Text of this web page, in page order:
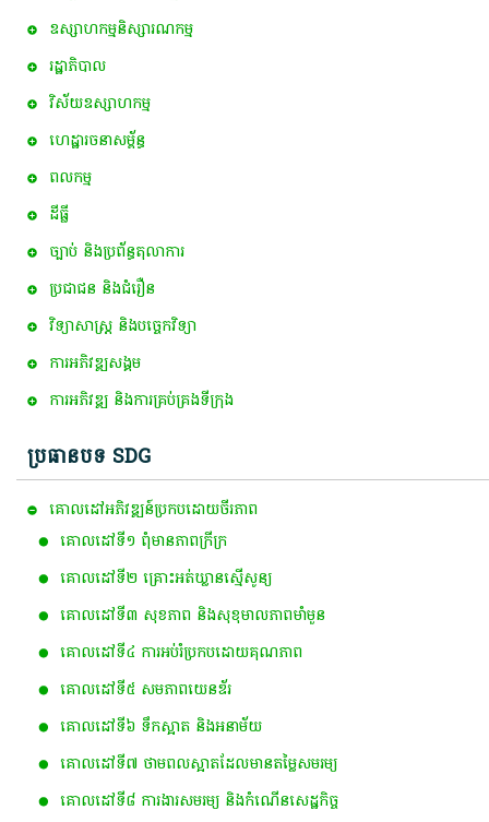
ឧស្សាហកម្មនិស្សារណកម្ម
រដ្ឋាភិបាល
វិស័យឧស្សាហកម្ម
ហេដ្ឋារចនាសម្ព័ន្ធ
ពល​កម្ម
ដីធ្លី
ច្បាប់ និងប្រព័ន្ធតុលាការ
ប្រជាជន និងជំរឿន
វិទ្យាសាស្ត្រ និងបច្ចេកវិទ្យា
ការ​អភិវឌ្ឍ​សង្គម
ការអភិវឌ្ឍ និងការគ្រប់គ្រងទីក្រុង
ប្រធានបទ SDG
គោលដៅ​អភិវឌ្ឍន៍​ប្រកបដោយ​ចីរភាព
គោលដៅ​ទី​១​ ពុំ​មាន​ភាព​ក្រីក្រ
គោលដៅទី២ គ្រោះអត់ឃ្លានស្មើសូន្យ
គោលដៅទី៣ សុខភាព និងសុខុមាលភាពមាំមួន
គោលដៅទី៤ ការអប់រំប្រកបដោយគុណភាព
គោលដៅទី៥ សមភាពយេនឌ័រ
គោលដៅទី៦ ទឹកស្អាត និងអនាម័យ
គោលដៅទី៧ ថាមពលស្អាត​ដែលមានតម្លៃសមរម្យ
គោលដៅទី៨ ការងារសមរម្យ និងកំណើនសេដ្ឋកិច្ច